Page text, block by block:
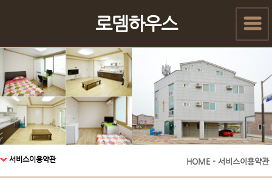
로뎀하우스
서비스이용약관 HOME - 서비스이용약관